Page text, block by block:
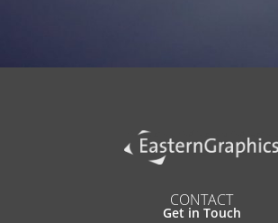
CONTACT
Get in Touch